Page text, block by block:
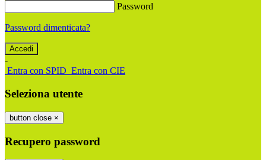
Password
Password dimenticata?
-
Entra con SPID Entra con CIE
Seleziona utente
button close ×
Recupero password